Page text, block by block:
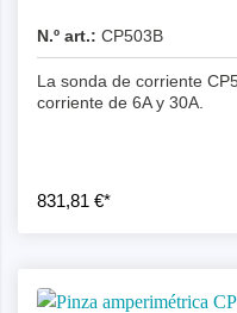
N.º art.: CP503B
La sonda de corriente
corriente de 6A y 30A.
831,81 €*